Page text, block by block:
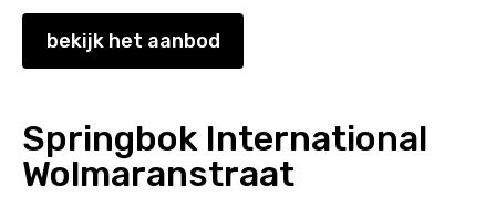
bekijk het aanbod
Springbok International
Wolmaranstraat